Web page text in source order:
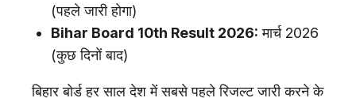
(पहले जारी होगा)
Bihar Board 10th Result 2026: मार्च 2026
(कुछ दिनों बाद)
बिहार बोर्ड हर साल देश में सबसे पहले रिजल्ट जारी करने के